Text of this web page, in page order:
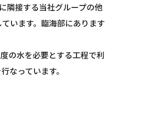
隣接する当社グループの他
います。臨海部にあります
の水を必要とする工程で利
なっています。